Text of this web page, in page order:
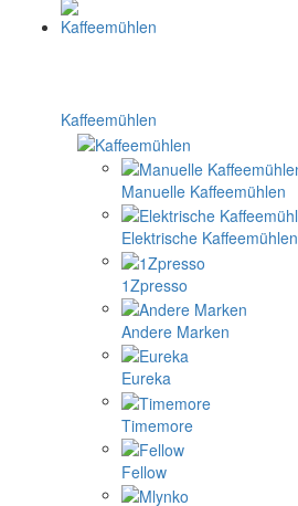
Kaffeemühlen
Manuelle Kaffeemühlen
Elektrische Kaffeemühlen
1Zpresso
Andere Marken
Eureka
Timemore
Fellow